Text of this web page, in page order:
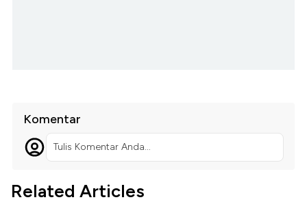
Komentar
Tulis Komentar Anda...
Related Articles